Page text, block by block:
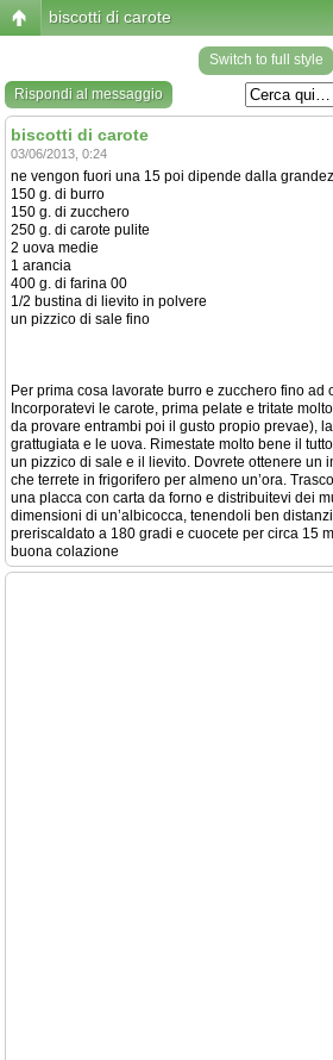
biscotti di carote
Switch to full style
Rispondi al messaggio
biscotti di carote
03/06/2013, 0:24
ne vengon fuori una 15 poi dipende dalla
150 g. di burro
150 g. di zucchero
250 g. di carote pulite
2 uova medie
1 arancia
400 g. di farina 00
1/2 bustina di lievito in polvere
un pizzico di sale fino
Per prima cosa lavorate burro e zucchero fino ad
Incorporatevi le carote, prima pelate e tritate
da provare entrambi poi il gusto propio prevae),
grattugiata e le uova. Rimestate molto bene il
un pizzico di sale e il lievito. Dovrete ottenere un
che terrete in frigorifero per almeno un’ora.
una placca con carta da forno e distribuitevi dei
dimensioni di un’albicocca, tenendoli ben
preriscaldato a 180 gradi e cuocete per circa 15
buona colazione